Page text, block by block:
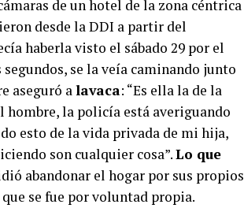
de un hotel de la zona céntrica
desde la DDI a partir del
haberla visto el sábado 29 por el
se la veía caminando junto
aseguró alavaca: “Es ella la de la
hombre, la policía está averiguando
esto de la vida privada de mi hija,
son cualquier cosa”.Lo que
abandonar el hogar por sus propios
se fue por voluntad propia.